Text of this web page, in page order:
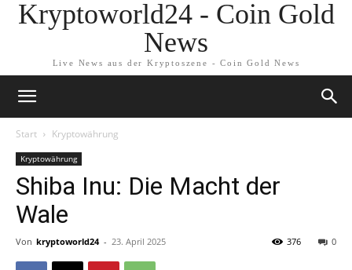
Kryptoworld24 - Coin Gold
News
Live News aus der Kryptoszene - Coin Gold News
Start Kryptowährung
Kryptowährung
Shiba Inu: Die Macht der
Wale
Von kryptoworld24 - 23. April 2025 0
376